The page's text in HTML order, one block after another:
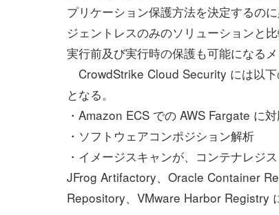
プリケーション保護方法を決定するの
ジェントレスのみのソリューションと
実行前及び実行時の保護も可能になるメ
CrowdStrike Cloud Security には以
となる。
・Amazon ECS での AWS Fargate に
・ソフトウェアコンポジション解析
・イメージスキャンが、コンテナレジ
JFrog Artifactory、Oracle Container
Repository、VMware Harbor Registry